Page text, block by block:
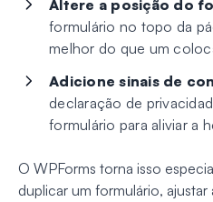
Altere a posição do
formulário no topo da
melhor do que um
Adicione sinais de
declaração de
formulário para aliviar a
O WPForms torna isso
duplicar um formulário,